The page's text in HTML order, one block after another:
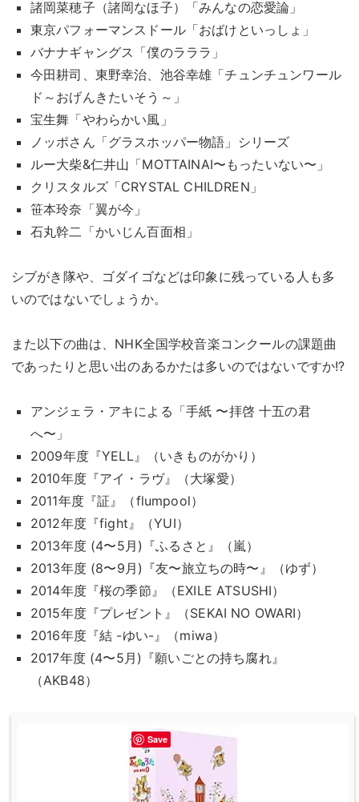
諸岡菜穂子（諸岡なほ子）「みんなの恋愛論」
東京パフォーマンスドール「おばけといっしょ」
バナナギャングス「僕のラララ」
今田耕司、東野幸治、池谷幸雄「チュンチュンワール
ド～おげんきたいそう～」
宝生舞「やわらかい風」
ノッポさん「グラスホッパー物語」シリーズ
ルー大柴&仁井山「MOTTAINAI〜もったいない〜」
クリスタルズ「CRYSTAL CHILDREN」
笹本玲奈「翼が今」
石丸幹二「かいじん百面相」
シブがき隊や、ゴダイゴなどは印象に残っている人も多
いのではないでしょうか。
また以下の曲は、NHK全国学校音楽コンクールの課題曲
であったりと思い出のあるかたは多いのではないですか!?
アンジェラ・アキによる「手紙 〜拝啓 十五の君
へ〜」
2009年度『YELL』（いきものがかり）
2010年度『アイ・ラヴ』（大塚愛）
2011年度『証』（flumpool）
2012年度『fight』（YUI）
2013年度 (4〜5月)『ふるさと』（嵐）
2013年度 (8〜9月)『友〜旅立ちの時〜』（ゆず）
2014年度『桜の季節』（EXILE ATSUSHI）
2015年度『プレゼント』（SEKAI NO OWARI）
2016年度『結 -ゆい-』（miwa）
2017年度 (4〜5月)『願いごとの持ち腐れ』
（AKB48）
Save